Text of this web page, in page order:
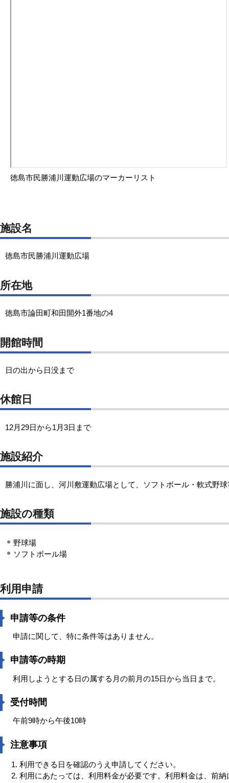
徳島市民勝浦川運動広場のマーカーリスト
施設名
徳島市民勝浦川運動広場
所在地
徳島市論田町和田開外1番地の4
開館時間
日の出から日没まで
休館日
12月29日から1月3日まで
施設紹介
勝浦川に面し、河川敷運動広場として、ソフトボール・軟式野
施設の種類
野球場
ソフトボール場
利用申請
申請等の条件
申請に関して、特に条件等はありません。
申請等の時期
利用しようとする日の属する月の前月の15日から当日まで。
受付時間
午前9時から午後10時
注意事項
利用できる日を確認のうえ申請してください。
利用にあたっては、利用料金が必要です。利用料金は、前